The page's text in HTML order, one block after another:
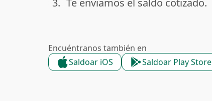
done
3. Te enviamos el saldo cotizado.
Encuéntranos también en
Saldoar iOS
Saldoar Play Store